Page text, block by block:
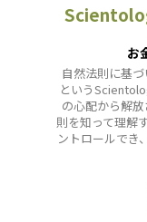
お
自然法則に基
という
の心配から解
則を知って理解
ントロールでき